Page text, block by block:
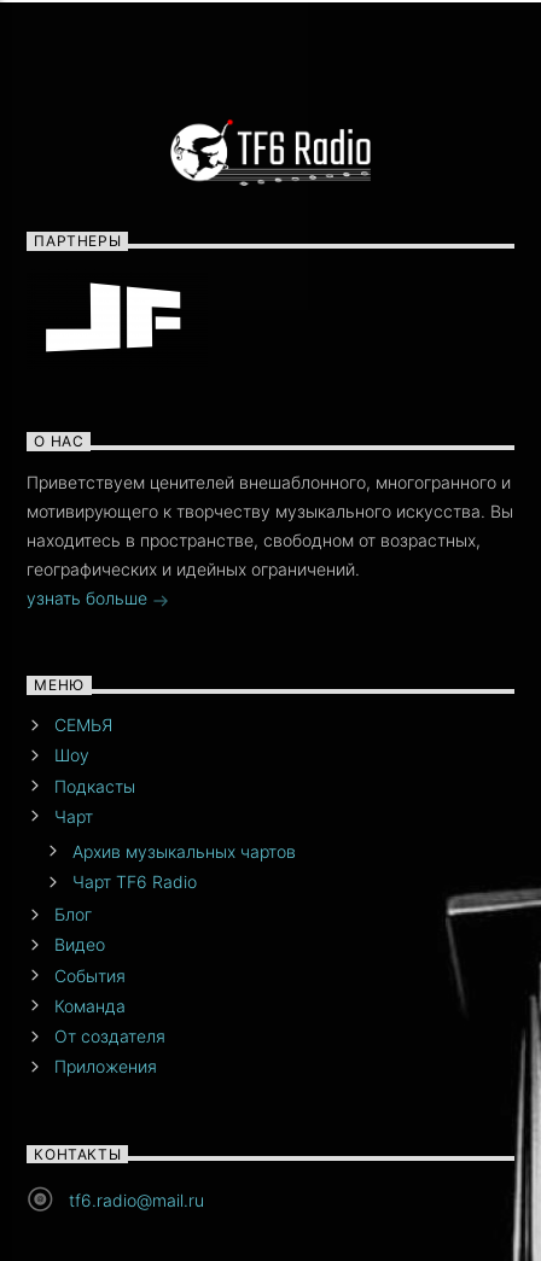
ПАРТНЕРЫ
О НАС
Приветствуем ценителей внешаблонного, многогранного и
мотивирующего к творчеству музыкального искусства. Вы
находитесь в пространстве, свободном от возрастных,
географических и идейных ограничений.
узнать больше
МЕНЮ
СЕМЬЯ
Шоу
Подкасты
Чарт
Архив музыкальных чартов
Чарт TF6 Radio
Блог
Видео
События
Команда
От создателя
Приложения
КОНТАКТЫ
tf6.radio@mail.ru